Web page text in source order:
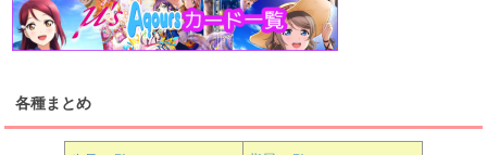
浦の星女学院1年生
虹ヶ咲学園1年生
各種まとめ